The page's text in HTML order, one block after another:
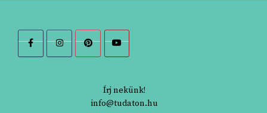
Írj nekünk!
info@tudaton.hu